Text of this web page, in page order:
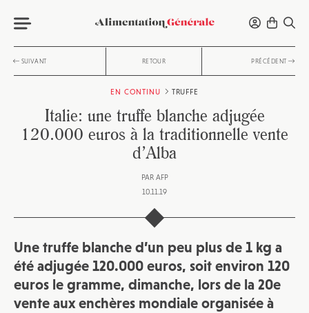
SUIVANT RETOUR PRÉCÉDENT
EN CONTINU TRUFFE
Italie: une truffe blanche adjugée
120.000 euros à la traditionnelle vente
d’Alba
PAR AFP
10.11.19
Une truffe blanche d’un peu plus de 1 kg a
été adjugée 120.000 euros, soit environ 120
euros le gramme, dimanche, lors de la 20e
vente aux enchères mondiale organisée à